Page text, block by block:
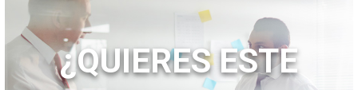
¿QUIERES ESTE